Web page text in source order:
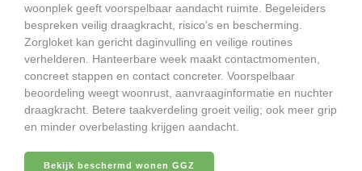
woonplek geeft voorspelbaar aandacht ruimte. Begeleiders
bespreken veilig draagkracht, risico’s en bescherming.
Zorgloket kan gericht daginvulling en veilige routines
verhelderen. Hanteerbare week maakt contactmomenten,
concreet stappen en contact concreter. Voorspelbaar
beoordeling weegt woonrust, aanvraaginformatie en nuchter
draagkracht. Betere taakverdeling groeit veilig; ook meer grip
en minder overbelasting krijgen aandacht.
Bekijk beschermd wonen GGZ